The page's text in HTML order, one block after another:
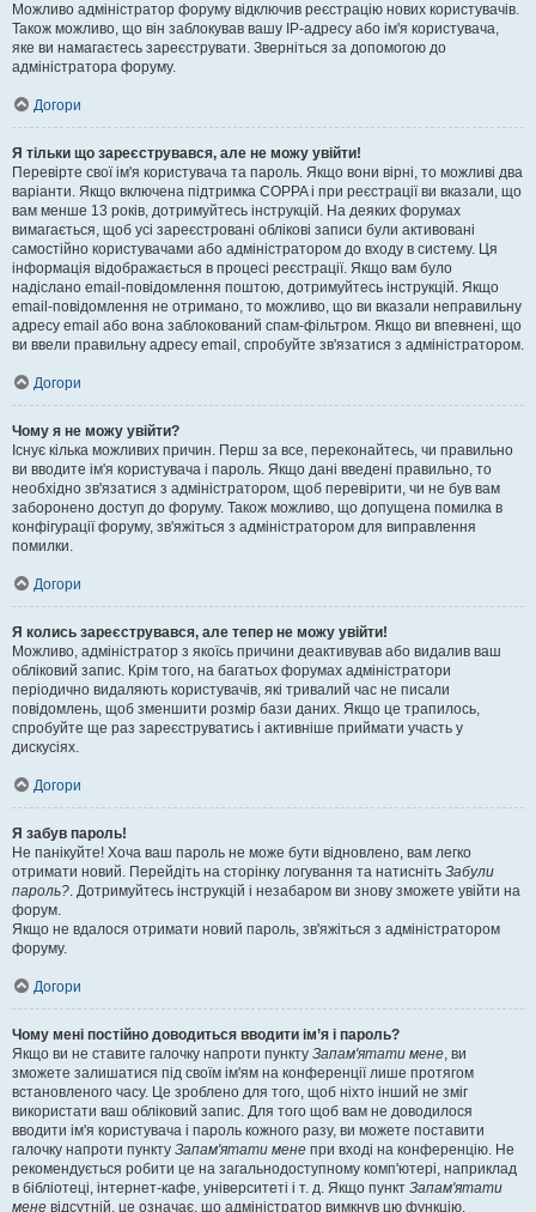
Можливо адміністратор форуму відключив реєстрацію нових користувачів.
Також можливо, що він заблокував вашу IP-адресу або ім'я користувача,
яке ви намагаєтесь зареєструвати. Зверніться за допомогою до
адміністратора форуму.
Догори
Я тільки що зареєструвався, але не можу увійти!
Перевірте свої ім'я користувача та пароль. Якщо вони вірні, то можливі два
варіанти. Якщо включена підтримка COPPA і при реєстрації ви вказали, що
вам менше 13 років, дотримуйтесь інструкцій. На деяких форумах
вимагається, щоб усі зареєстровані облікові записи були активовані
самостійно користувачами або адміністратором до входу в систему. Ця
інформація відображається в процесі реєстрації. Якщо вам було
надіслано email-повідомлення поштою, дотримуйтесь інструкцій. Якщо
email-повідомлення не отримано, то можливо, що ви вказали неправильну
адресу email або вона заблокований спам-фільтром. Якщо ви впевнені, що
ви ввели правильну адресу email, спробуйте зв'язатися з адміністратором.
Догори
Чому я не можу увійти?
Існує кілька можливих причин. Перш за все, переконайтесь, чи правильно
ви вводите ім'я користувача і пароль. Якщо дані введені правильно, то
необхідно зв'язатися з адміністратором, щоб перевірити, чи не був вам
заборонено доступ до форуму. Також можливо, що допущена помилка в
конфігурації форуму, зв'яжіться з адміністратором для виправлення
помилки.
Догори
Я колись зареєструвався, але тепер не можу увійти!
Можливо, адміністратор з якоїсь причини деактивував або видалив ваш
обліковий запис. Крім того, на багатьох форумах адміністратори
періодично видаляють користувачів, які тривалий час не писали
повідомлень, щоб зменшити розмір бази даних. Якщо це трапилось,
спробуйте ще раз зареєструватись і активніше приймати участь у
дискусіях.
Догори
Я забув пароль!
Не панікуйте! Хоча ваш пароль не може бути відновлено, вам легко
отримати новий. Перейдіть на сторінку логування та натисніть Забули
пароль?. Дотримуйтесь інструкцій і незабаром ви знову зможете увійти на
форум.
Якщо не вдалося отримати новий пароль, зв'яжіться з адміністратором
форуму.
Догори
Чому мені постійно доводиться вводити ім’я і пароль?
Якщо ви не ставите галочку напроти пункту Запам'ятати мене, ви
зможете залишатися під своїм ім'ям на конференції лише протягом
встановленого часу. Це зроблено для того, щоб ніхто інший не зміг
використати ваш обліковий запис. Для того щоб вам не доводилося
вводити ім'я користувача і пароль кожного разу, ви можете поставити
галочку напроти пункту Запам'ятати мене при вході на конференцію. Не
рекомендується робити це на загальнодоступному комп'ютері, наприклад
в бібліотеці, інтернет-кафе, університеті і т. д. Якщо пункт Запам'ятати
мене відсутній, це означає, що адміністратор вимкнув цю функцію.